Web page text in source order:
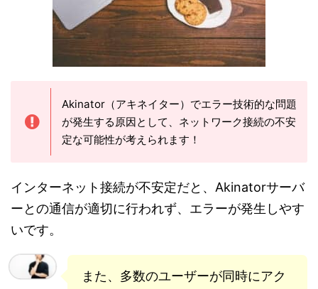
Akinator（アキネイター）でエラー技術的な問題
が発生する原因として、ネットワーク接続の不安
定な可能性が考えられます！
インターネット接続が不安定だと、Akinatorサーバ
ーとの通信が適切に行われず、エラーが発生しやす
いです。
また、多数のユーザーが同時にアク